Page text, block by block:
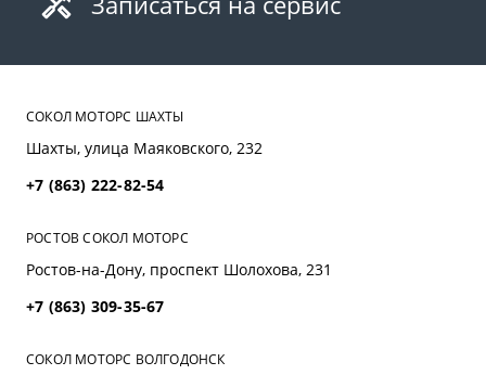
проникнуть глубже и въелась в лак — то
невозможно. И на поверхности остаются
подобная ситуация — значит, надо обратиться за
помощью в кузовную мастерскую для выполнения
покрытие машины новое, то оно способно
СОКОЛ МОТОРС ШАХТЫ
Шахты, улица Маяковского, 232
+7 (863) 222-82-54
РОСТОВ СОКОЛ МОТОРС
Ростов-на-Дону, проспект Шолохова, 231
+7 (863) 309-35-67
СОКОЛ МОТОРС ВОЛГОДОНСК